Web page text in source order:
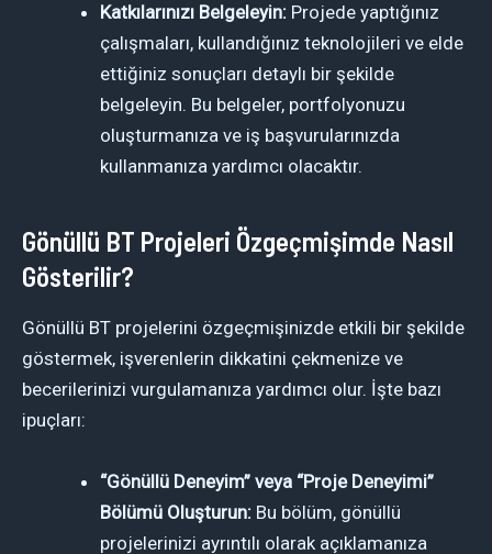
Katkılarınızı Belgeleyin: Projede yaptığınız
çalışmaları, kullandığınız teknolojileri ve elde
ettiğiniz sonuçları detaylı bir şekilde
belgeleyin. Bu belgeler, portfolyonuzu
oluşturmanıza ve iş başvurularınızda
kullanmanıza yardımcı olacaktır.
Gönüllü BT Projeleri Özgeçmişimde Nasıl
Gösterilir?
Gönüllü BT projelerini özgeçmişinizde etkili bir şekilde
göstermek, işverenlerin dikkatini çekmenize ve
becerilerinizi vurgulamanıza yardımcı olur. İşte bazı
ipuçları:
“Gönüllü Deneyim” veya “Proje Deneyimi”
Bölümü Oluşturun: Bu bölüm, gönüllü
projelerinizi ayrıntılı olarak açıklamanıza